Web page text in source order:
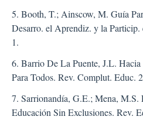
5. Booth, T.; Ainscow, M. Guía
Desarro. el Aprendiz. y la Particip.
1.
6. Barrio De La Puente, J.L.
Para Todos. Rev. Complut. Educ.
7. Sarrionandía, G.E.; Mena, M.S.
Educación Sin Exclusiones. Rev.